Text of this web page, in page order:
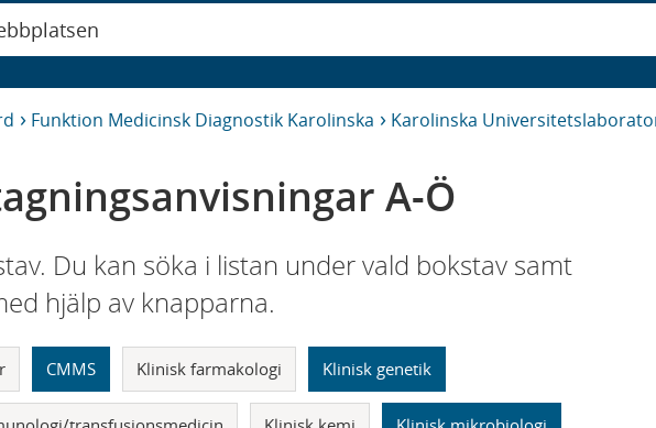
Funktion Medicinsk Diagnostik Karolinska Karolinska
A-Ö
Du kan söka i listan under vald bokstav samt
hjälp av knapparna.
CMMS Klinisk farmakologi Klinisk genetik